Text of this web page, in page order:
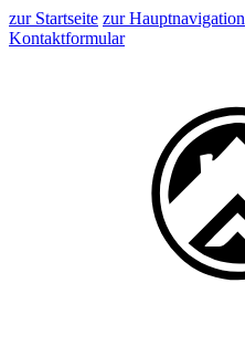
zur Startseite zur Hauptnavigation
Kontaktformular